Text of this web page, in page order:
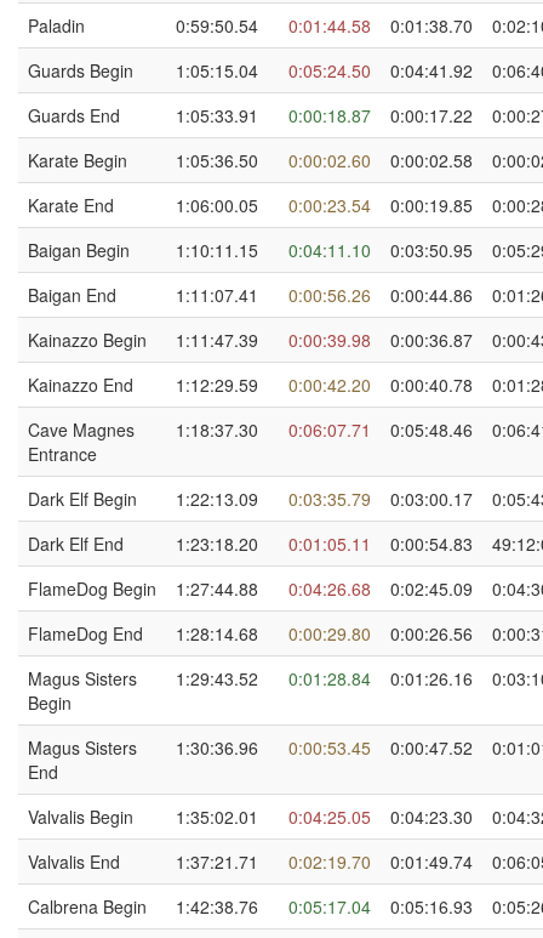
Paladin
0:59:50.54 0:01:44.58 0:01:38.70
Guards Begin
1:05:15.04 0:05:24.50 0:04:41.92
Guards End
1:05:33.91 0:00:18.87 0:00:17.22
Karate Begin
1:05:36.50 0:00:02.60 0:00:02.58
Karate End
1:06:00.05 0:00:23.54 0:00:19.85
Baigan Begin
1:10:11.15 0:04:11.10 0:03:50.95
Baigan End
1:11:07.41 0:00:56.26 0:00:44.86
Kainazzo Begin
1:11:47.39 0:00:39.98 0:00:36.87
Kainazzo End
1:12:29.59 0:00:42.20 0:00:40.78
Cave Magnes
Entrance
1:18:37.30 0:06:07.71 0:05:48.46
Dark Elf Begin 1:22:13.09 0:03:35.79 0:03:00.17
Dark Elf End
1:23:18.20 0:01:05.11 0:00:54.83
FlameDog Begin
1:27:44.88 0:04:26.68 0:02:45.09
FlameDog End
1:28:14.68 0:00:29.80 0:00:26.56
Magus Sisters
Begin
1:29:43.52 0:01:28.84 0:01:26.16
Magus Sisters
End
1:30:36.96 0:00:53.45 0:00:47.52
Valvalis Begin 1:35:02.01 0:04:25.05 0:04:23.30
Valvalis End
1:37:21.71 0:02:19.70 0:01:49.74
Calbrena Begin
1:42:38.76 0:05:17.04 0:05:16.93